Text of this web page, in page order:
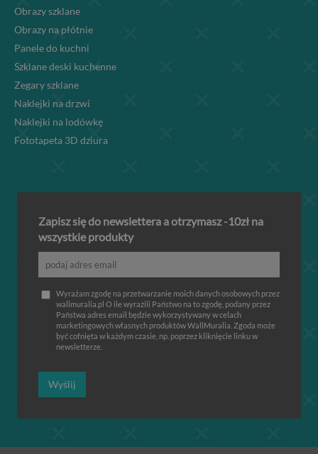
Obrazy szklane
Obrazy na płótnie
Panele do kuchni
Szklane deski kuchenne
Zegary szklane
Naklejki na drzwi
Naklejki na lodówkę
Fototapeta 3D dziura
Zapisz się do newslettera a otrzymasz -10zł na
wszystkie produkty
Wyrażam zgodę na przetwarzanie moich danych osobowych przez
wallmuralia.pl O ile wyrazili Państwo na to zgodę, podany przez
Państwa adres email będzie wykorzystywany w celach
marketingowych własnych produktów WallMuralia. Zgoda może
być cofnięta w każdym czasie, np. poprzez kliknięcie linku w
newsletterze.
Wyślij